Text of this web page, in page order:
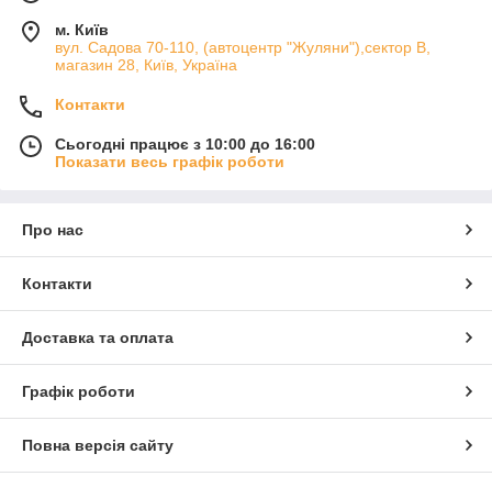
м. Київ
вул. Садова 70-110, (автоцентр "Жуляни"),сектор В,
магазин 28, Київ, Україна
Контакти
Сьогодні працює з 10:00 до 16:00
Показати весь графік роботи
Про нас
Контакти
Доставка та оплата
Графік роботи
Повна версія сайту